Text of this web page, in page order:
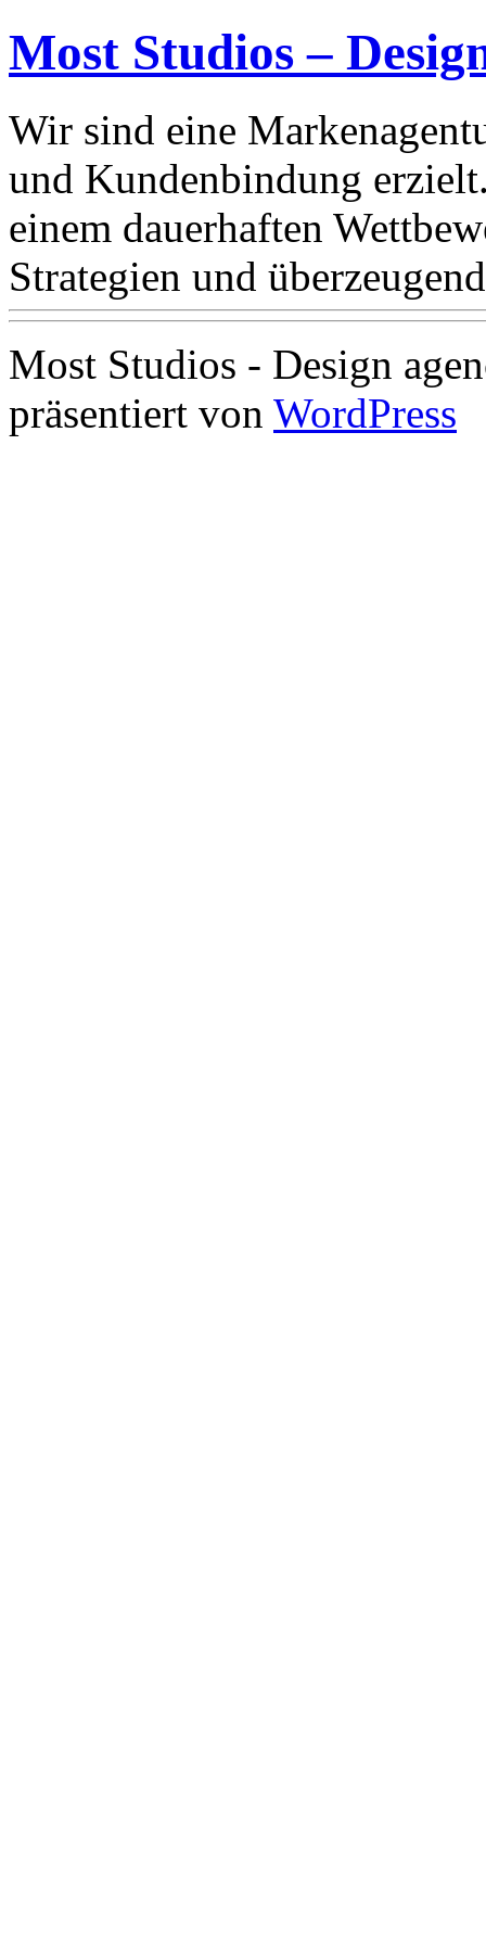
Most Studios –
Wir sind eine
und Kundenbindung
einem dauerhaften
Strategien und
Most Studios - Design
präsentiert von WordPress